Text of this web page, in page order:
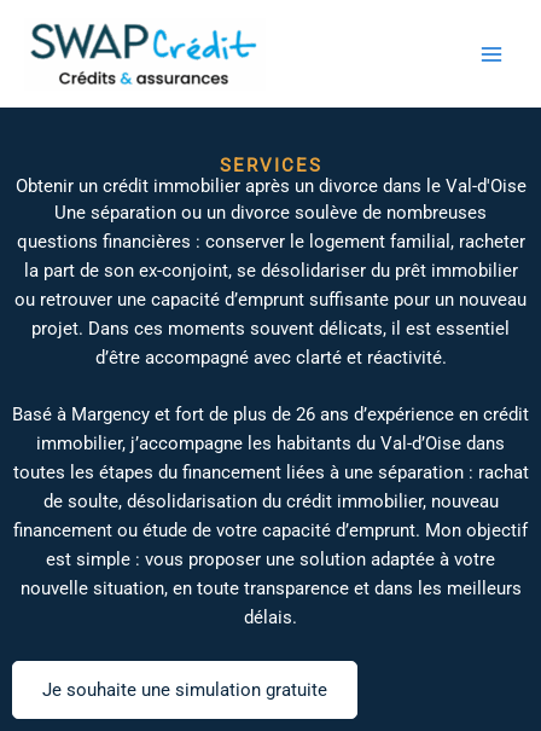
contenu
SERVICES
Obtenir un crédit immobilier après un divorce dans le Val-d'Oise
Une séparation ou un divorce soulève de nombreuses
questions financières : conserver le logement familial, racheter
la part de son ex-conjoint, se désolidariser du prêt immobilier
ou retrouver une capacité d’emprunt suffisante pour un nouveau
projet. Dans ces moments souvent délicats, il est essentiel
d’être accompagné avec clarté et réactivité.
Basé à Margency et fort de plus de 26 ans d’expérience en crédit
immobilier, j’accompagne les habitants du Val-d’Oise dans
toutes les étapes du financement liées à une séparation : rachat
de soulte, désolidarisation du crédit immobilier, nouveau
financement ou étude de votre capacité d’emprunt. Mon objectif
est simple : vous proposer une solution adaptée à votre
nouvelle situation, en toute transparence et dans les meilleurs
délais.
Je souhaite une simulation gratuite